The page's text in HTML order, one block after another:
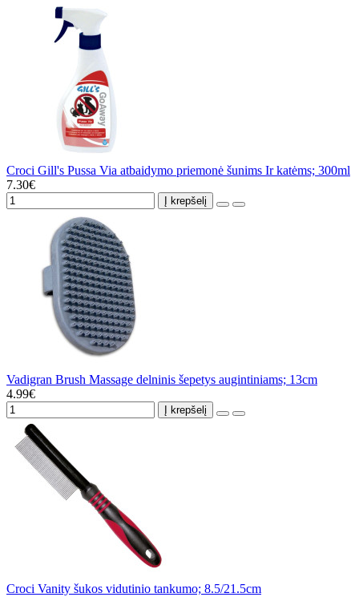
Croci Gill's Pussa Via atbaidymo priemonė šunims Ir katėms; 300ml
7.30€
Į krepšelį
Vadigran Brush Massage delninis šepetys augintiniams; 13cm
4.99€
Į krepšelį
Croci Vanity šukos vidutinio tankumo; 8.5/21.5cm